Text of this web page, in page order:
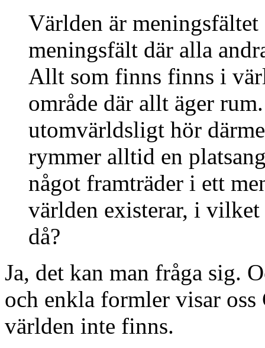
Världen är
meningsfält där alla
Allt som finns finns i
område där allt äger
utomvärldsligt hör
rymmer alltid en
något framträder i ett
världen existerar, i
då?
Ja, det kan man fråga sig.
och enkla formler visar
världen inte finns.